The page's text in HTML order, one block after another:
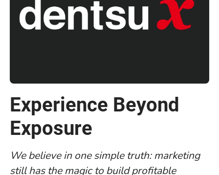
Experience Beyond
Exposure
We believe in one simple truth: marketing
still has the magic to build profitable